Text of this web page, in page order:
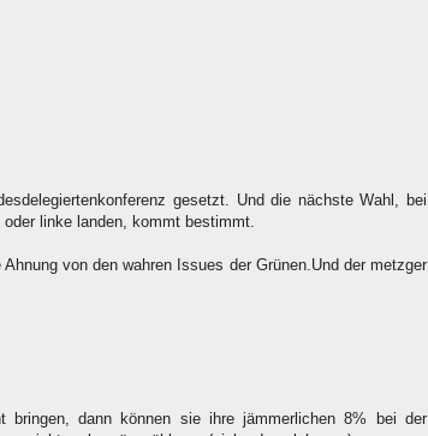
gesetzt. Und die nächste Wahl, bei
linke landen, kommt bestimmt.
von den wahren Issues der Grünen.Und der metzger
bringen, dann können sie ihre jämmerlichen 8% bei der